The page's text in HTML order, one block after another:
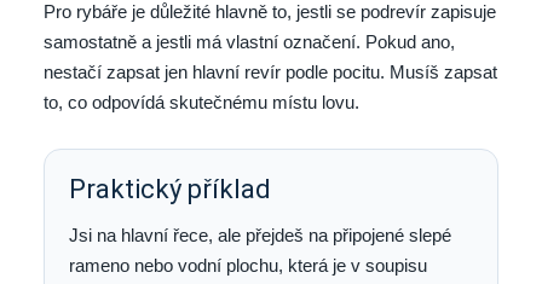
Pro rybáře je důležité hlavně to, jestli se podrevír zapisuje
samostatně a jestli má vlastní označení. Pokud ano,
nestačí zapsat jen hlavní revír podle pocitu. Musíš zapsat
to, co odpovídá skutečnému místu lovu.
Praktický příklad
Jsi na hlavní řece, ale přejdeš na připojené slepé
rameno nebo vodní plochu, která je v soupisu